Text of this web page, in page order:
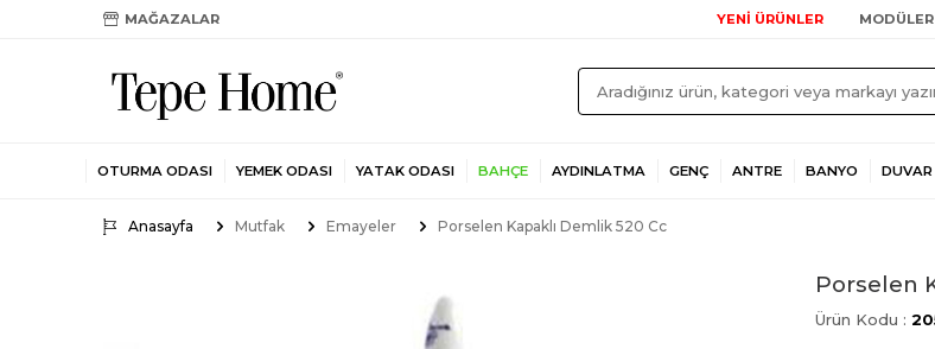
MAĞAZALAR YENİ ÜRÜNLER
OTURMA ODASI YEMEK ODASI YATAK ODASI BAHÇE AYDINLATMA GENÇ ANTRE BANYO DUVAR
Anasayfa Mutfak Emayeler Porselen Kapaklı Demlik 520 Cc
Porselen
Ürün Kodu :